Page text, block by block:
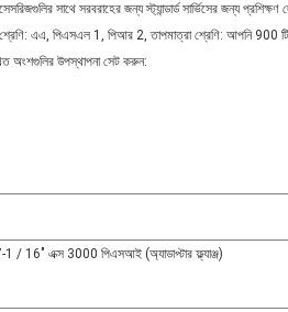
সাথে সরবরাহের জন্য স্ট্যান্ডার্ড সার্ভিসের জন্য প্রশিক্ষণ
এএ, পিএসএল 1, পিআর 2, তাপমাত্রা শ্রেণি: আপনি 900 টি
অংশগুলির উপস্থাপনা সেট করুন:
/ 16" এক্স 3000 পিএসআই (অ্যাডাপ্টার ফ্ল্যাঞ্জ)